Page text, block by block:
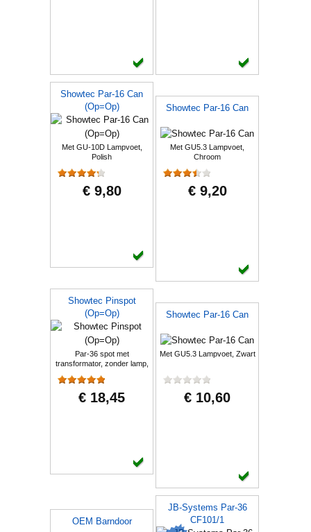
Showtec Par-16 Can
(Op=Op)
Met GU-10D Lampvoet,
Polish
€ 9,80
Showtec Par-16 Can
Met GU5.3 Lampvoet,
Chroom
€ 9,20
Showtec Pinspot
(Op=Op)
Par-36 spot met
transformator, zonder lamp,
€ 18,45
Showtec Par-16 Can
Met GU5.3 Lampvoet, Zwart
€ 10,60
OEM Barndoor
JB-Systems Par-36
CF101/1